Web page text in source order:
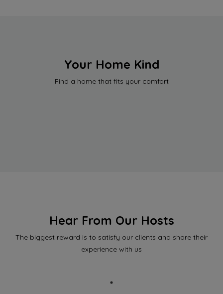
Your Home Kind
Find a home that fits your comfort
Hear From Our Hosts
The biggest reward is to satisfy our clients and share their
experience with us